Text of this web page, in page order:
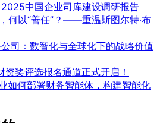
2025中国企业司库建设调研报告
何以“善任”？——重温斯图尔特·布
公司：数智化与全球化下的战略价值
奖评选报名通道正式开启！
如何部署财务智能体，构建智能化